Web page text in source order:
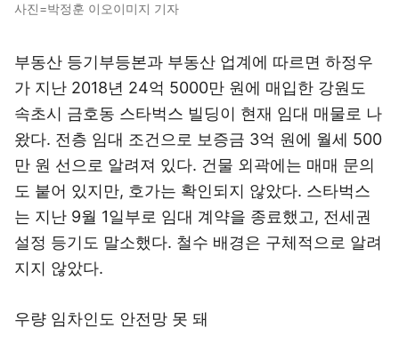
사진=박정훈 이오이미지 기자
부동산 등기부등본과 부동산 업계에 따르면 하정우
가 지난 2018년 24억 5000만 원에 매입한 강원도
속초시 금호동 스타벅스 빌딩이 현재 임대 매물로 나
왔다. 전층 임대 조건으로 보증금 3억 원에 월세 500
만 원 선으로 알려져 있다. 건물 외곽에는 매매 문의
도 붙어 있지만, 호가는 확인되지 않았다. 스타벅스
는 지난 9월 1일부로 임대 계약을 종료했고, 전세권
설정 등기도 말소했다. 철수 배경은 구체적으로 알려
지지 않았다.
우량 임차인도 안전망 못 돼